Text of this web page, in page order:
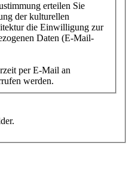
erteilen Sie
der kulturellen
die Einwilligung zur
Daten (E-Mail-
per E-Mail an
werden.